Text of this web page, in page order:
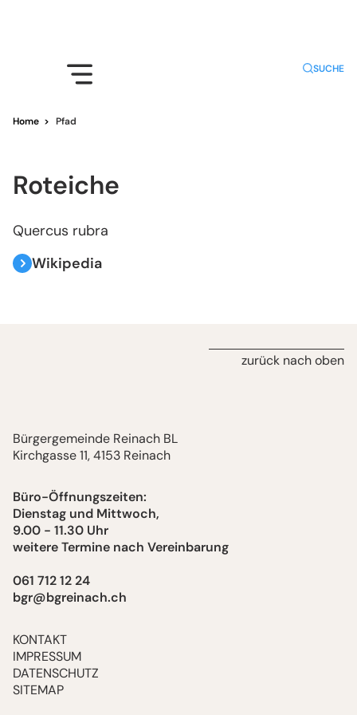
SUCHE
Home > Pfad
Roteiche
Quercus rubra
Wikipedia
Bürgergemeinde Reinach BL
Kirchgasse 11, 4153 Reinach
Büro-Öffnungszeiten:
Dienstag und Mittwoch,
9.00 - 11.30 Uhr
weitere Termine nach Vereinbarung
061 712 12 24
bgr@bgreinach.ch
KONTAKT
IMPRESSUM
DATENSCHUTZ
SITEMAP
zurück nach oben